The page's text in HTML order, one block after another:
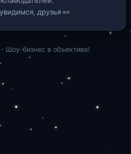
друзья 👀
- Шоу-бизнес в объективе!